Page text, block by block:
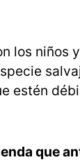
los niños
estén
que